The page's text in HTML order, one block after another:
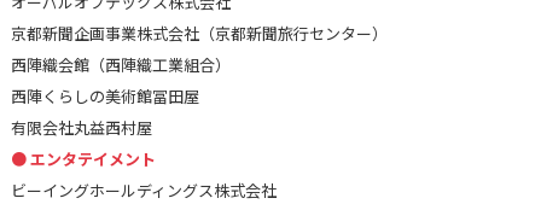
京都新聞企画事業株式会社（京都新聞旅行センター）
西陣織会館（西陣織工業組合）
西陣くらしの美術館冨田屋
有限会社丸益西村屋
エンタテイメント
ビーイングホールディングス株式会社